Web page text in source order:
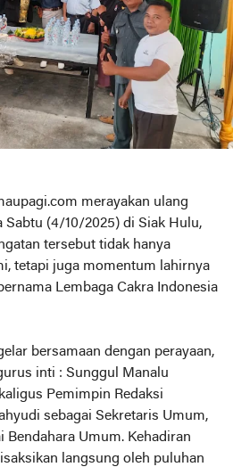
merayakan ulang
Sabtu (4/10/2025) di Siak Hulu,
tersebut tidak hanya
tetapi juga momentum lahirnya
Lembaga Cakra Indonesia
bersamaan dengan perayaan,
inti : Sunggul Manalu
Pemimpin Redaksi
sebagai Sekretaris Umum,
Bendahara Umum. Kehadiran
langsung oleh puluhan